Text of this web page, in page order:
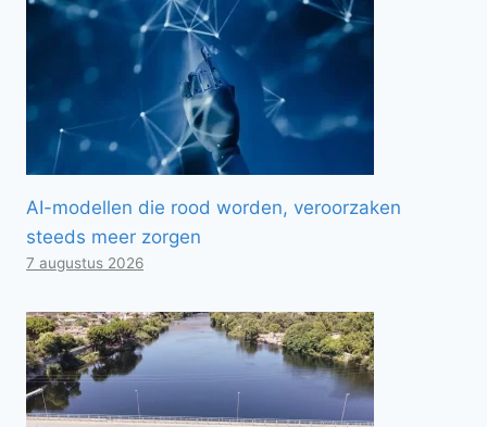
AI-modellen die rood worden, veroorzaken
steeds meer zorgen
7 augustus 2026